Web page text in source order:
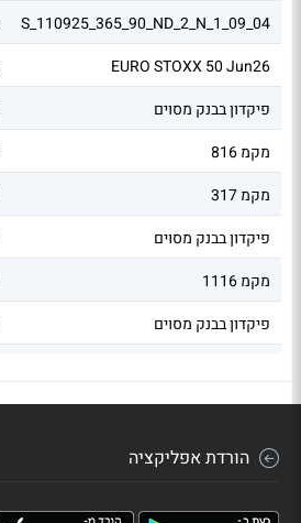
S_110925_365_90_ND_2_N_1_09_04
EURO STOXX 50 Jun26
פיקדון בבנק מסוים
מקמ 816
מקמ 317
פיקדון בבנק מסוים
מקמ 1116
פיקדון בבנק מסוים
הורדת אפליקציה